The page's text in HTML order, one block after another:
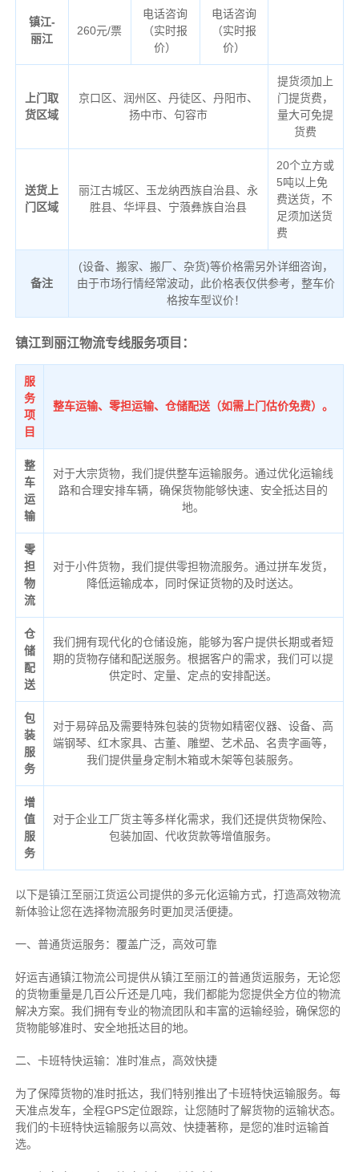
镇江-
丽江
260元/票
电话咨询
（实时报
价）
电话咨询
（实时报
价）
上门取
货区域
京口区、润州区、丹徒区、丹阳市、
扬中市、句容市
提货须加上
门提货费，
量大可免提
货费
送货上
门区域
丽江古城区、玉龙纳西族自治县、永
胜县、华坪县、宁蒗彝族自治县
20个立方或
5吨以上免
费送货，不
足须加送货
费
备注
(设备、搬家、搬厂、杂货)等价格需另外详细咨询，
由于市场行情经常波动，此价格表仅供参考，整车价
格按车型议价！
镇江到丽江物流专线服务项目：
服
务
项
目
整车运输、零担运输、仓储配送（如需上门估价免费）。
整
车
运
输
对于大宗货物，我们提供整车运输服务。通过优化运输线
路和合理安排车辆，确保货物能够快速、安全抵达目的
地。
零
担
物
流
对于小件货物，我们提供零担物流服务。通过拼车发货，
降低运输成本，同时保证货物的及时送达。
仓
储
配
送
我们拥有现代化的仓储设施，能够为客户提供长期或者短
期的货物存储和配送服务。根据客户的需求，我们可以提
供定时、定量、定点的安排配送。
包
装
服
务
对于易碎品及需要特殊包装的货物如精密仪器、设备、高
端钢琴、红木家具、古董、雕塑、艺术品、名贵字画等，
我们提供量身定制木箱或木架等包装服务。
增
值
服
务
对于企业工厂货主等多样化需求，我们还提供货物保险、
包装加固、代收货款等增值服务。
以下是镇江至丽江货运公司提供的多元化运输方式，打造高效物流
新体验让您在选择物流服务时更加灵活便捷。
一、普通货运服务：覆盖广泛，高效可靠
好运吉通镇江物流公司提供从镇江至丽江的普通货运服务，无论您
的货物重量是几百公斤还是几吨，我们都能为您提供全方位的物流
解决方案。我们拥有专业的物流团队和丰富的运输经验，确保您的
货物能够准时、安全地抵达目的地。
二、卡班特快运输：准时准点，高效快捷
为了保障货物的准时抵达，我们特别推出了卡班特快运输服务。每
天准点发车，全程GPS定位跟踪，让您随时了解货物的运输状态。
我们的卡班特快运输服务以高效、快捷著称，是您的准时运输首
选。